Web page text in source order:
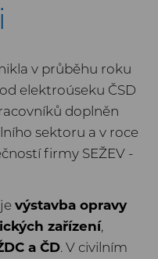
v průběhu roku
elektroúseku ČSD
doplněn
sektoru a v roce
firmy SEŽEV -
výstavba opravy
zařízení,
a ČD. V civilním